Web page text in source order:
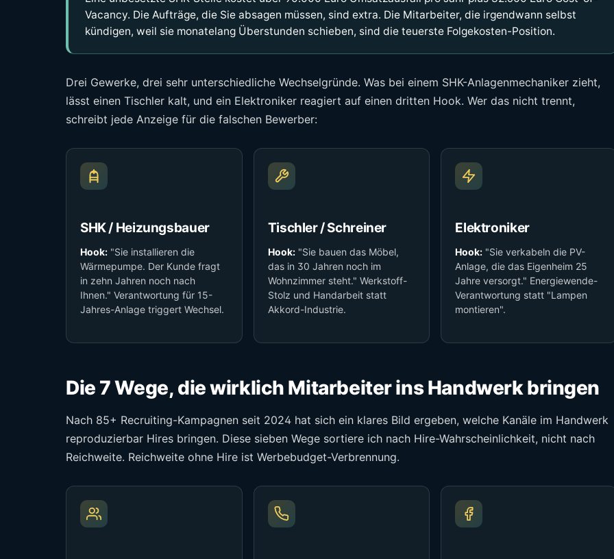
Vacancy. Die Aufträge, die Sie absagen müssen, sind extra. Die Mitarbeiter, die irgendwann selbst
kündigen, weil sie monatelang Überstunden schieben, sind die teuerste Folgekosten-Position.
Drei Gewerke, drei sehr unterschiedliche Wechselgründe. Was bei einem SHK-Anlagenmechaniker zieht,
lässt einen Tischler kalt, und ein Elektroniker reagiert auf einen dritten Hook. Wer das nicht trennt,
schreibt jede Anzeige für die falschen Bewerber:
SHK / Heizungsbauer
Hook: "Sie installieren die
Wärmepumpe. Der Kunde fragt
in zehn Jahren noch nach
Ihnen." Verantwortung für 15-
Jahres-Anlage triggert Wechsel.
Tischler / Schreiner
Hook:"Sie bauen das Möbel,
das in 30 Jahren noch im
Wohnzimmer steht." Werkstoff-
Stolz und Handarbeit statt
Akkord-Industrie.
Elektroniker
Hook: "Sie verkabeln die PV-
Anlage, die das Eigenheim 25
Jahre versorgt." Energiewende-
Verantwortung statt "Lampen
montieren".
Die 7 Wege, die wirklich Mitarbeiter ins Handwerk bringen
Nach 85+ Recruiting-Kampagnen seit 2024 hat sich ein klares Bild ergeben, welche Kanäle im Handwerk
reproduzierbar Hires bringen. Diese sieben Wege sortiere ich nach Hire-Wahrscheinlichkeit, nicht nach
Reichweite. Reichweite ohne Hire ist Werbebudget-Verbrennung.